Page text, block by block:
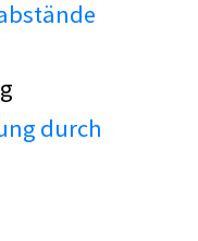
durch